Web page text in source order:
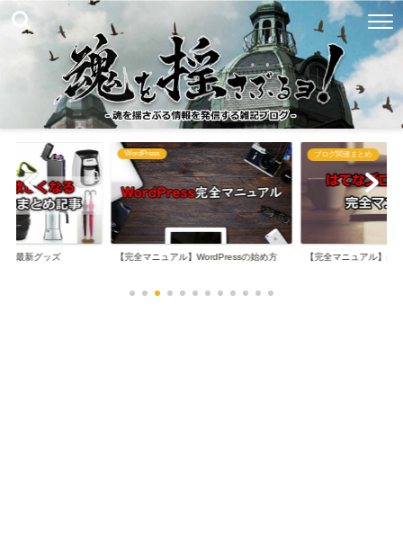
る最新グッズ
WordPress
【完全マニュアル】WordPressの始め方
ブログ関連まとめ
【完全マニュアル】は